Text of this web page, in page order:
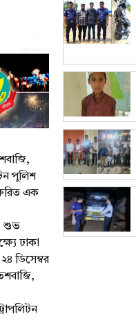
পুলিশ
এক
শুভ
ঢাকা
ডিসেম্বর